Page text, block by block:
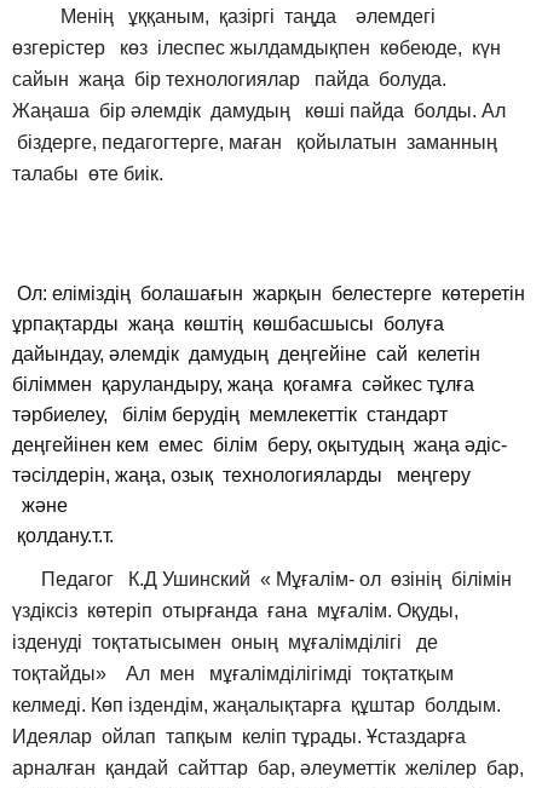
Менің ұққаным, қазіргі таңда әлемдегі
өзгерістер көз ілеспес жылдамдықпен көбеюде, күн
сайын жаңа бір технологиялар пайда болуда.
Жаңаша бір әлемдік дамудың көші пайда болды. Ал
біздерге, педагогтерге, маған қойылатын заманның
талабы өте биік.
Ол: еліміздің болашағын жарқын белестерге көтеретін
ұрпақтарды жаңа көштің көшбасшысы болуға
дайындау, әлемдік дамудың деңгейіне сай келетін
біліммен қаруландыру, жаңа қоғамға сәйкес тұлға
тәрбиелеу, білім берудің мемлекеттік стандарт
деңгейінен кем емес білім беру, оқытудың жаңа әдіс-
тәсілдерін, жаңа, озық технологияларды меңгеру
және
қолдану.т.т.
Педагог К.Д Ушинский « Мұғалім- ол өзінің білімін
үздіксіз көтеріп отырғанда ғана мұғалім. Оқуды,
ізденуді тоқтатысымен оның мұғалімділігі де
тоқтайды» Ал мен мұғалімділігімді тоқтатқым
келмеді. Көп іздендім, жаңалықтарға құштар болдым.
Идеялар ойлап тапқым келіп тұрады. Ұстаздарға
арналған қандай сайттар бар, әлеуметтік желілер бар,